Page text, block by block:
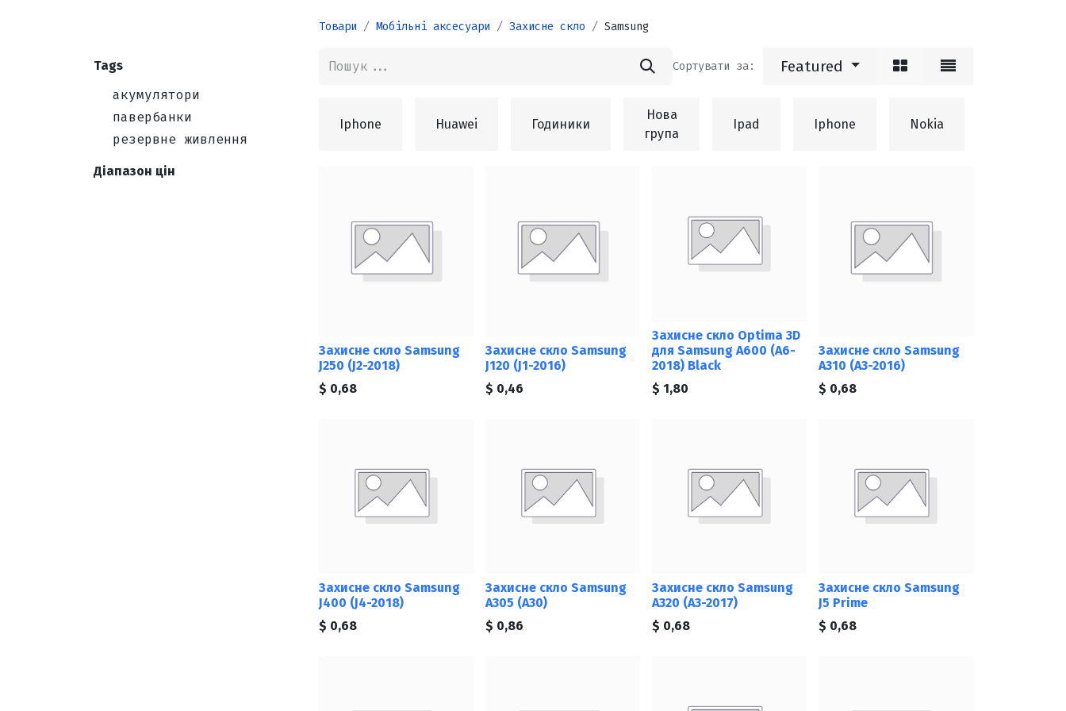
Tags
акумулятори
павербанки
резервне живлення
Діапазон цін
Товари Мобільні аксесуари Захисне скло Samsung
Сортувати за: Featured
Iphone Huawei Годиники
Нова
група
Ipad Iphone Nokia
Захисне скло Samsung
J250 (J2-2018)
$ 0,68
Захисне скло Samsung
J120 (J1-2016)
$ 0,46
Захисне скло Optima 3D
для Samsung A600 (A6-
2018) Black
$ 1,80
Захисне скло Samsung
A310 (A3-2016)
$ 0,68
Захисне скло Samsung
J400 (J4-2018)
$ 0,68
Захисне скло Samsung
A305 (A30)
$ 0,86
Захисне скло Samsung
A320 (A3-2017)
$ 0,68
Захисне скло Samsung
J5 Prime
$ 0,68